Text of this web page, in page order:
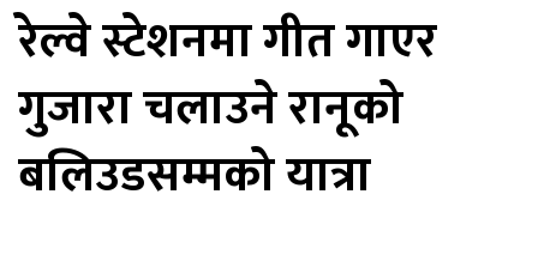
रेल्वे स्टेशनमा गीत गाएर
गुजारा चलाउने रानूको
बलिउडसम्मको यात्रा